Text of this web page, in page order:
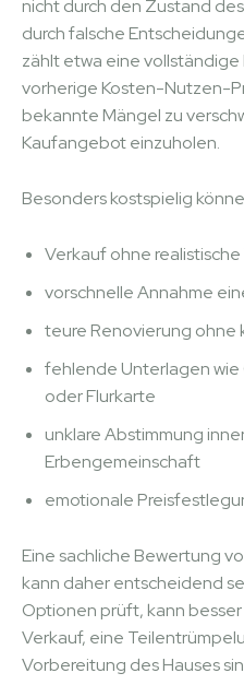
nicht durch den Zustand
durch falsche
zählt etwa eine
vorherige Kosten-Nutzen-
bekannte Mängel zu
Kaufangebot einzuholen.
Besonders kostspielig
Verkauf ohne
vorschnelle Annahme
teure Renovierung ohne
fehlende Unterlagen wie
oder Flurkarte
unklare Abstimmung
Erbengemeinschaft
emotionale
Eine sachliche Bewertung
kann daher entscheidend
Optionen prüft, kann
Verkauf, eine
Vorbereitung des Hauses